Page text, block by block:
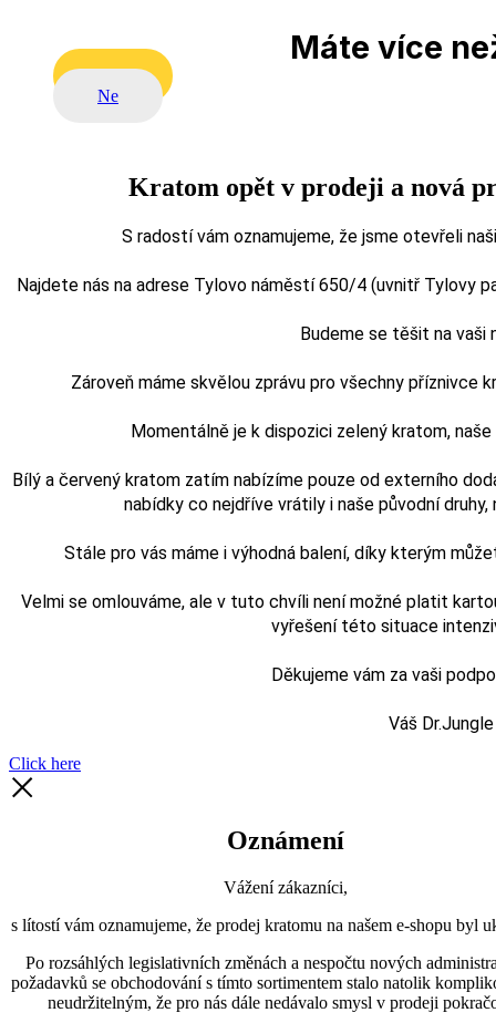
Máte více
Ne
Kratom opět v prodeji a nová
S radostí vám oznamujeme, že jsme otevřeli
Najdete nás na adrese Tylovo náměstí 650/4 (uvnitř Tylovy
Budeme se těšit na vaši
Zároveň máme skvělou zprávu pro všechny příznivce
Momentálně je k dispozici zelený kratom,
Bílý a červený kratom zatím nabízíme pouze od externího
nabídky co nejdříve vrátily i naše původní
Stále pro vás máme i výhodná balení, díky kterým
Velmi se omlouváme, ale v tuto chvíli není možné platit
vyřešení této situace
Děkujeme vám za vaši
Váš
Click here
Oznámení
Vážení zákazníci,
s lítostí vám oznamujeme, že prodej kratomu na našem e-shopu byl
Po rozsáhlých legislativních změnách a nespočtu nových
požadavků se obchodování s tímto sortimentem stalo natolik
neudržitelným, že pro nás dále nedávalo smysl v prodeji